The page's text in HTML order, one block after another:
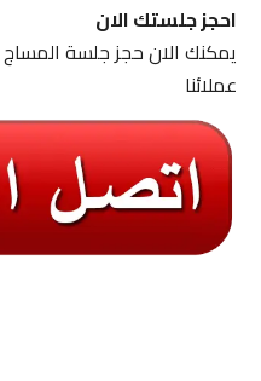
احجز جلستك الان
يمكنك الان حجز جلسة
عملائنا